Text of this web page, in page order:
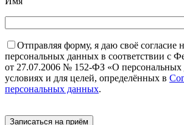
Отправляя форму, я даю своё согласие
персональных данных в соответствии с
от 27.07.2006 № 152-ФЗ «О персональных
условиях и для целей, определённых в
персональных данных.